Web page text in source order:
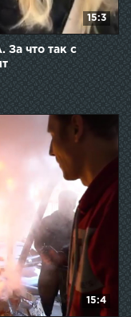
15:3
что так с
15:4